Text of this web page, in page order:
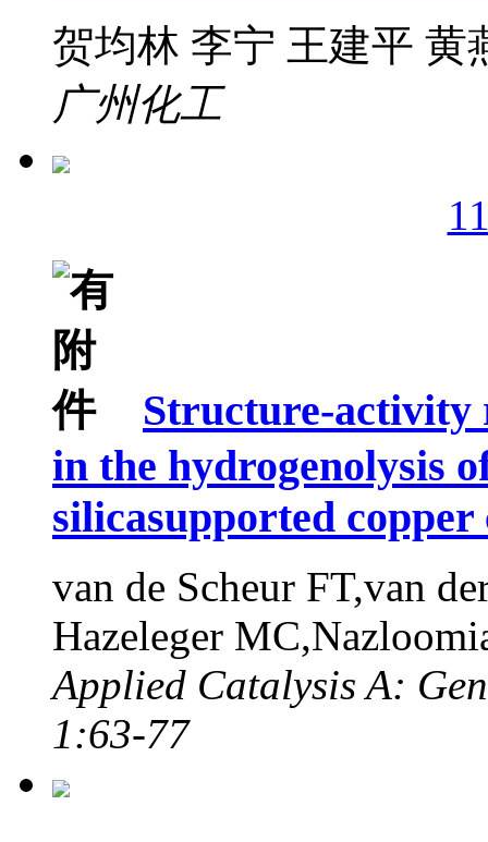
贺均林 李宁 王建平 黄
广州化工
Structure-activity
in the hydrogenolysis
silicasupported copper
van de Scheur FT,van
Hazeleger
Applied Catalysis A:
1:63-77